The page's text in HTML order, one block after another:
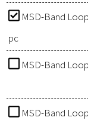
MSD-Band
pc
MSD-Band
MSD-Band